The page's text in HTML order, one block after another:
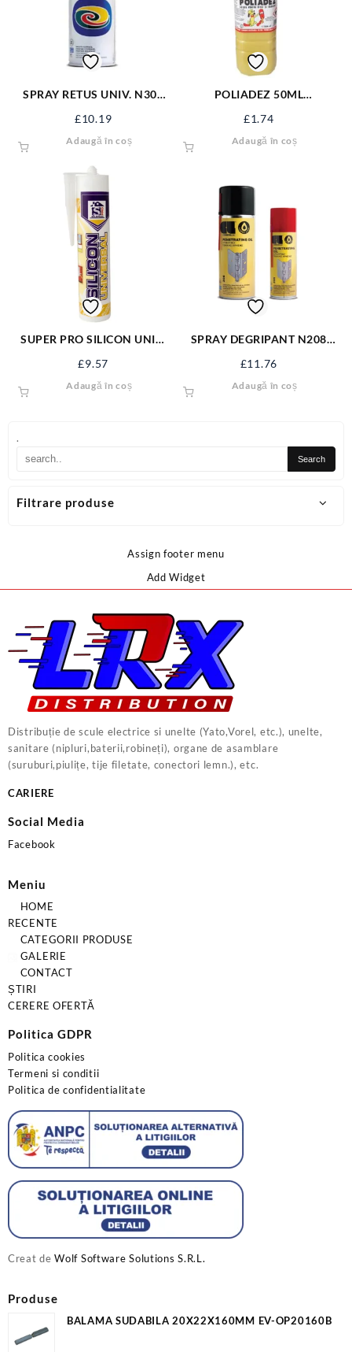
.
Filtrare produse
SPRAY RETUS UNIV. N301
£10.19
Adaugă în coș
POLIADEZ 50ML
£1.74
Adaugă în coș
SUPER PRO SILICON UNIV.
£9.57
Adaugă în coș
SPRAY DEGRIPANT N208
£11.76
Adaugă în coș
Assign footer menu
Add Widget
Distribuție de scule electrice si unelte (Yato,Vorel, etc.), unelte,
sanitare (nipluri,baterii,robineți), organe de asamblare
(suruburi,piulițe, tije filetate, conectori lemn.), etc.
CARIERE
Social Media
Facebook
Meniu
HOME
RECENTE
CATEGORII PRODUSE
GALERIE
CONTACT
ȘTIRI
CERERE OFERTĂ
Politica GDPR
Politica cookies
Termeni si conditii
Politica de confidentialitate
Creat deWolf Software Solutions S.R.L.
Produse
BALAMA SUDABILA 20X22X160MM EV-OP20160B